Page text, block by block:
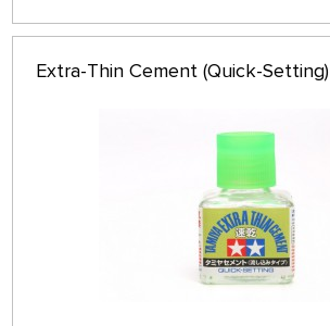
Extra-Thin Cement (Quick-